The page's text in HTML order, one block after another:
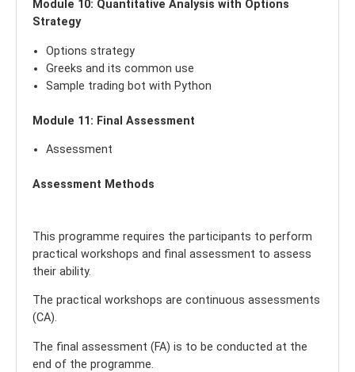
Module 10: Quantitative Analysis with Options
Strategy
Options strategy
Greeks and its common use
Sample trading bot with Python
Module 11: Final Assessment
Assessment
Assessment Methods
This programme requires the participants to perform
practical workshops and final assessment to assess
their ability.
The practical workshops are continuous assessments
(CA).
The final assessment (FA) is to be conducted at the
end of the programme.